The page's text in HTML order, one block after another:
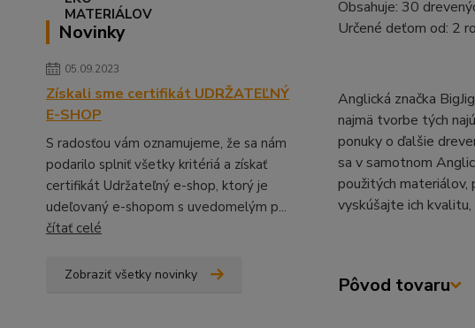
Novinky
05.09.2023
Získali sme certifikát UDRŽATEĽNÝ
E-SHOP
S radosťou vám oznamujeme, že sa nám
podarilo splniť všetky kritériá a získať
certifikát Udržateľný e-shop, ktorý je
udeľovaný e-shopom s uvedomelým p...
čítať celé
Zobraziť všetky novinky
Obsahuje: 30
Určené deťom od: 2
Anglická značka
najmä tvorbe tých
ponuky o ďalšie
sa v samotnom
použitých materiálov,
vyskúšajte ich
Pôvod tovaru